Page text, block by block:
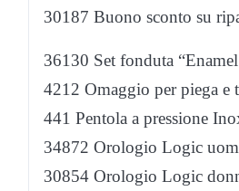
30187 Buono sconto su
36130 Set fonduta
4212 Omaggio per piega e
441 Pentola a pressione
34872 Orologio Logic
30854 Orologio Logic